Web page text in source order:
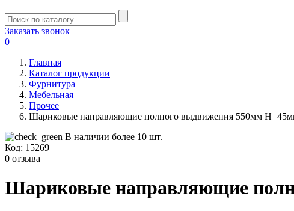
Заказать звонок
0
Главная
Каталог продукции
Фурнитура
Мебельная
Прочее
Шариковые направляющие полного выдвижения 550мм
В наличии более 10 шт.
Код: 15269
0 отзыва
Шариковые направляющие